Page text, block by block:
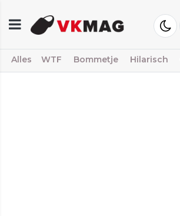
Alles WTF Bommetje Hilarisch